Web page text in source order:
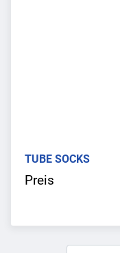
TUBE SOCKS
Preis